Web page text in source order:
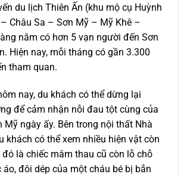
du lịch Thiên Ấn (khu mộ cụ Huỳnh
Châu Sa – Sơn Mỹ – Mỹ Khê –
năm có hơn 5 vạn người đến Sơn
Hiện nay, mỗi tháng có gần 3.300
tham quan.
nay, du khách có thể dừng lại
để cảm nhận nỗi đau tột cùng của
Mỹ ngày ấy. Bên trong nội thất Nhà
khách có thể xem nhiều hiện vật còn
là chiếc mâm thau cũ còn lỗ chỗ
áo, đôi dép của một cháu bé bị bắn